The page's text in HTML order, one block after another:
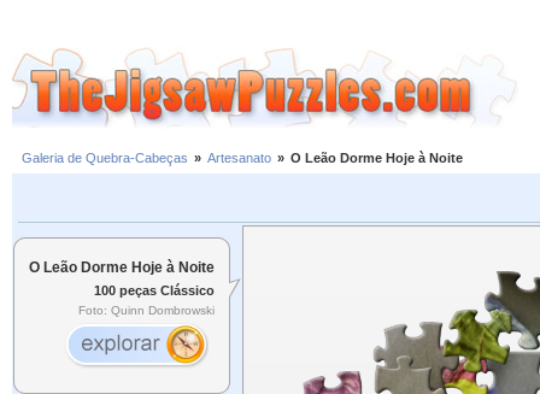
Galeria de Quebra-Cabeças » Artesanato » O Leão Dorme Hoje à Noite
O Leão Dorme Hoje à Noite
100 peças Clássico
Foto: Quinn Dombrowski